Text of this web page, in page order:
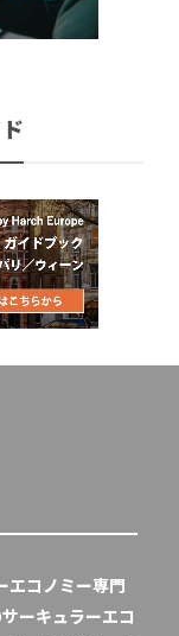
コノミー専門
ーキュラーエコ